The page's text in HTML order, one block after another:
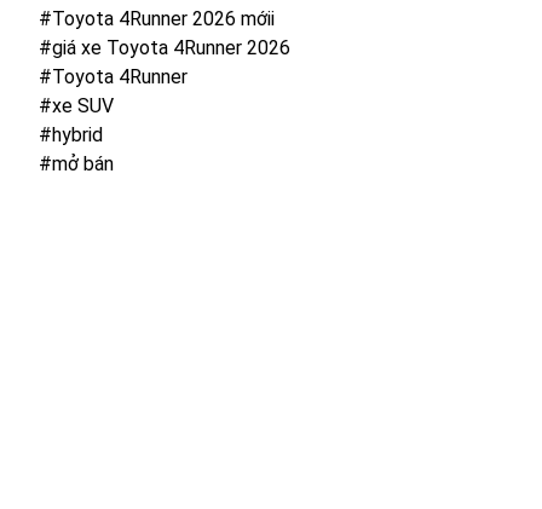
#Toyota 4Runner 2026 mớii
#giá xe Toyota 4Runner 2026
#Toyota 4Runner
#xe SUV
#hybrid
#mở bán